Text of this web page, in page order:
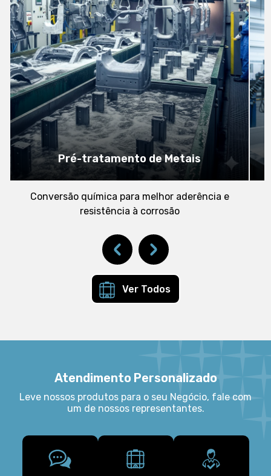
Pré-tratamento de Metais
Conversão química para melhor aderência e
resistência à corrosão
Ver Todos
Atendimento Personalizado
Leve nossos produtos para o seu Negócio, fale com
um de nossos representantes.